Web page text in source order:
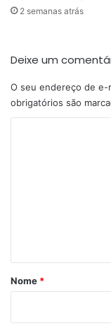
2 semanas atrás
Deixe um
O seu endereço de e-
obrigatórios são
rNome *